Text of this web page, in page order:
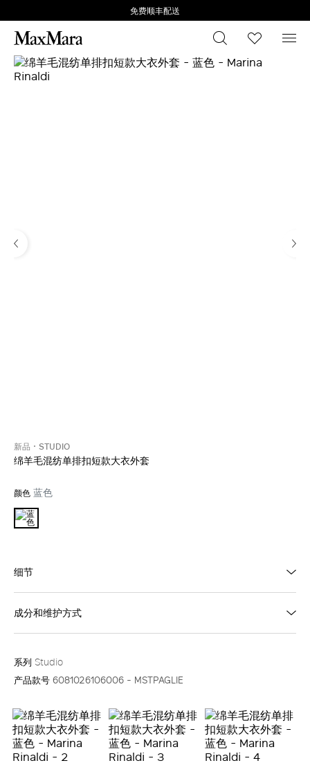
免费顺丰配送
搜索 心愿清
菜
新品 STUDIO
绵羊毛混纺单排扣短款大衣外套
颜色 蓝色
细节
成分和维护方式
系列 Studio
产品款号 6081026106006 - MSTPAGLIE